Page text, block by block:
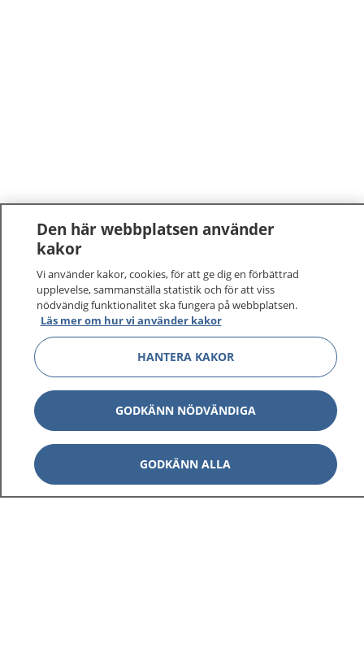
Den här webbplatsen använder
kakor
Vi använder kakor, cookies, för att ge dig en förbättrad
upplevelse, sammanställa statistik och för att viss
nödvändig funktionalitet ska fungera på webbplatsen.
Läs mer om hur vi använder kakor
HANTERA KAKOR
GODKÄNN NÖDVÄNDIGA
GODKÄNN ALLA